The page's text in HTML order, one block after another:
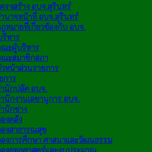
รงสร้าง อบจ.สุรินทร์
นาจหน้าที่ อบจ.สุรินทร์
หมายที่เกี่ยวข้องกับ อบจ.
หาร
ะผู้บริหาร
ะสมาชิกสภา
หน้าส่วนราชการ
การ
นักปลัด อบจ.
นักงานเลขานุการ อบจ.
นักช่าง
งคลัง
งสาธารณสุข
งการศึกษา ศาสนาและวัฒนธรรม
งยุทธศาสตร์และงบประมาณ